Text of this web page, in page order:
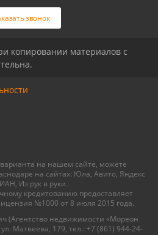
звонок
копировании материалов с
на нашем сайте, можете
на сайтах: Юла, Авито, Яндекс
Из рук в руки.
кредитованию предоставляет
№1000 от 8 июля 2015 года.
(Агентство недвижимости «Мореон
Матвеева, 179, тел.: +7 (861) 944-24-